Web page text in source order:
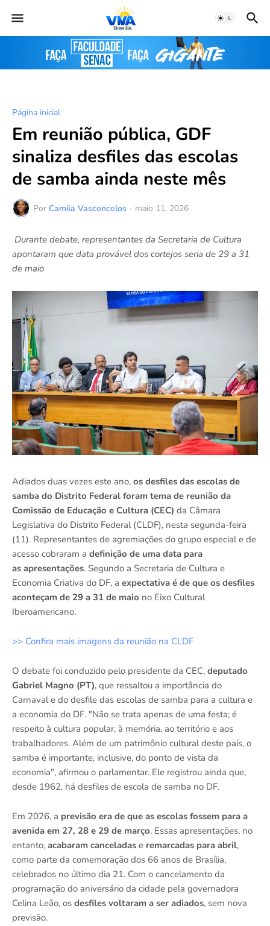
Página inicial
Em reunião pública, GDF
sinaliza desfiles das escolas
de samba ainda neste mês
Por Camila Vasconcelos - maio 11, 2026
Durante debate, representantes da Secretaria de Cultura
apontaram que data provável dos cortejos seria de 29 a 31
de maio
Adiados duas vezes este ano, os desfiles das escolas de
samba do Distrito Federal foram tema de reunião da
Comissão de Educação e Cultura (CEC) da Câmara
Legislativa do Distrito Federal (CLDF), nesta segunda-feira
(11). Representantes de agremiações do grupo especial e de
acesso cobraram a definição de uma data para
as apresentações. Segundo a Secretaria de Cultura e
Economia Criativa do DF, a expectativa é de que os desfiles
aconteçam de 29 a 31 de maio no Eixo Cultural
Iberoamericano.
>> Confira mais imagens da reunião na CLDF
O debate foi conduzido pelo presidente da CEC, deputado
Gabriel Magno (PT), que ressaltou a importância do
Carnaval e do desfile das escolas de samba para a cultura e
a economia do DF. "Não se trata apenas de uma festa; é
respeito à cultura popular, à memória, ao território e aos
trabalhadores. Além de um patrimônio cultural deste país, o
samba é importante, inclusive, do ponto de vista da
economia", afirmou o parlamentar. Ele registrou ainda que,
desde 1962, há desfiles de escola de samba no DF.
Em 2026, a previsão era de que as escolas fossem para a
avenida em 27, 28 e 29 de março. Essas apresentações, no
entanto, acabaram canceladas e remarcadas para abril,
como parte da comemoração dos 66 anos de Brasília,
celebrados no último dia 21. Com o cancelamento da
programação do aniversário da cidade pela governadora
Celina Leão, os desfiles voltaram a ser adiados, sem nova
previsão.